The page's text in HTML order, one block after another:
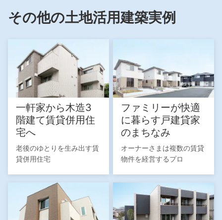
その他の土地活用建築実例
一軒家から木造3
階建て賃貸併用住
宅へ
老後のゆとりを生み出す賃
貸併用住宅
ファミリーが快適
に暮らす戸建貸家
のまちなみ
オーナーさまは複数の賃貸
物件を経営するプロ